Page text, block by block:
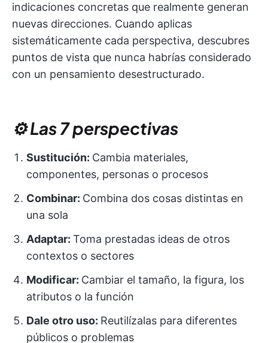
indicaciones concretas que realmente generan
nuevas direcciones. Cuando aplicas
sistemáticamente cada perspectiva, descubres
puntos de vista que nunca habrías considerado
con un pensamiento desestructurado.
⚙️ Las 7 perspectivas
Sustitución: Cambia materiales,
componentes, personas o procesos
Combinar: Combina dos cosas distintas en
una sola
Adaptar: Toma prestadas ideas de otros
contextos o sectores
Modificar: Cambiar el tamaño, la figura, los
atributos o la función
Dale otro uso: Reutilízalas para diferentes
públicos o problemas